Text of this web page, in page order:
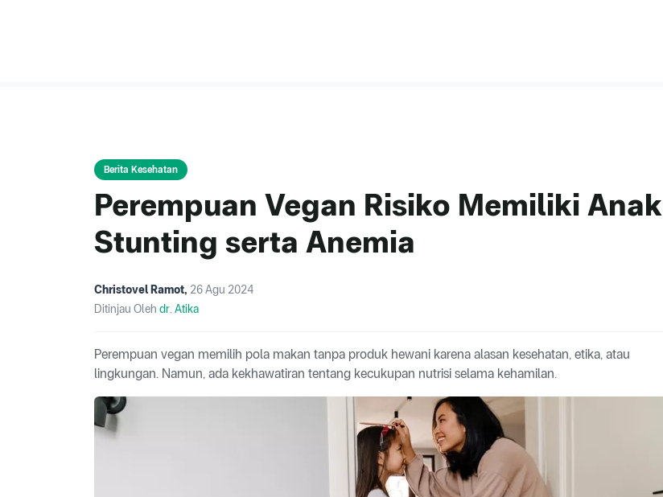
Berita Kesehatan
Perempuan Vegan Risiko Memiliki Anak
Stunting serta Anemia
Christovel Ramot, 26 Agu 2024
Ditinjau Oleh dr. Atika
Perempuan vegan memilih pola makan tanpa produk hewani karena alasan kesehatan, etika, atau
lingkungan. Namun, ada kekhawatiran tentang kecukupan nutrisi selama kehamilan.